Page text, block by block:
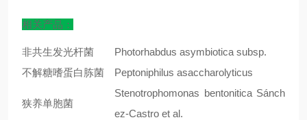
相关产品：
非共生发光杆菌
Photorhabdus asymbiotica subsp.
不解糖嗜蛋白胨菌
Peptoniphilus asaccharolyticus
狭养单胞菌
Stenotrophomonas bentonitica Sánch
ez-Castro et al.